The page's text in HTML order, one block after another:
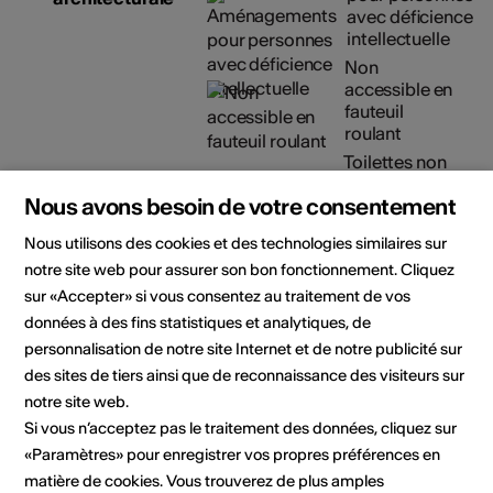
avec déficience
intellectuelle
Non
accessible en
fauteuil
roulant
Toilettes non
fauteuil
Pas de places
de
stationnement
accessibles
Détails sur l'accessibilité
architecturale
Organisateur
Le Musée de Bagnes
Chemin de l'Eglise 13
1934 Le Châble VS
Nous avons besoin de votre consentement
Nous utilisons des cookies et des technologies similaires sur
notre site web pour assurer son bon fonctionnement. Cliquez
sur «Accepter» si vous consentez au traitement de vos
données à des fins statistiques et analytiques, de
personnalisation de notre site Internet et de notre publicité sur
des sites de tiers ainsi que de reconnaissance des visiteurs sur
notre site web.
Si vous n’acceptez pas le traitement des données, cliquez sur
«Paramètres» pour enregistrer vos propres préférences en
matière de cookies. Vous trouverez de plus amples